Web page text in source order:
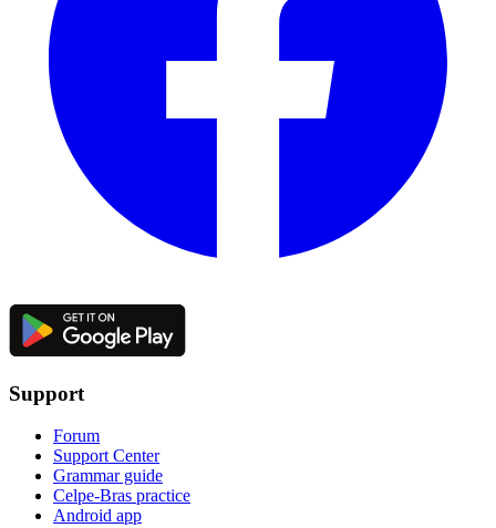
Support
Forum
Support Center
Grammar guide
Celpe-Bras practice
Android app